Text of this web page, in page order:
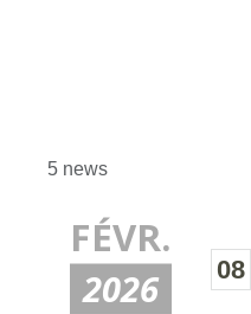
5 news
FÉVR.
2026 08